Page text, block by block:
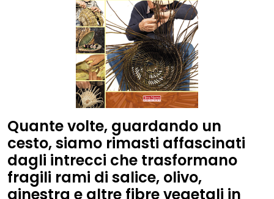
Quante volte, guardando un
cesto, siamo rimasti affascinati
dagli intrecci che trasformano
fragili rami di salice, olivo,
ginestra e altre fibre vegetali in